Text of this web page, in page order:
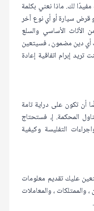
لك. ماذا نعني بكلمة
سيارة أو أي نوع آخر
الأساسي والسلع
أي دين مضمون ، فسيتعين
تريد إبرام اتفاقية إعادة
أن تكون على دراية تامة
المحكمة. إ، فستحتاج
التفليسة وكيفية
عليك تقديم معلومات
والممتلكات ، والمعاملات